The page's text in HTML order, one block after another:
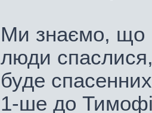
Ми знаємо, що
люди
буде
1-ше до